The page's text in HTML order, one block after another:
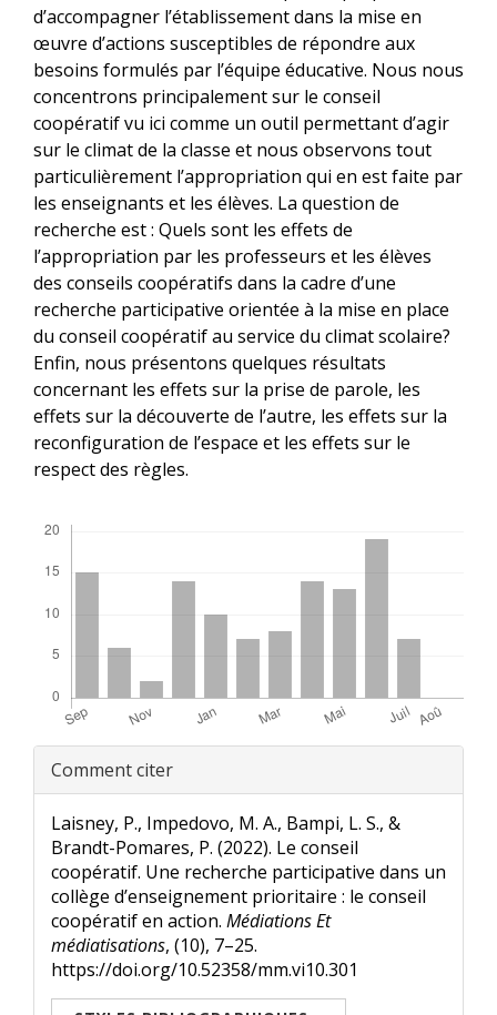
d’accompagner l’établissement dans la mise en
œuvre d’actions susceptibles de répondre aux
besoins formulés par l’équipe éducative. Nous nous
concentrons principalement sur le conseil
coopératif vu ici comme un outil permettant d’agir
sur le climat de la classe et nous observons tout
particulièrement l’appropriation qui en est faite par
les enseignants et les élèves. La question de
recherche est : Quels sont les effets de
l’appropriation par les professeurs et les élèves
des conseils coopératifs dans la cadre d’une
recherche participative orientée à la mise en place
du conseil coopératif au service du climat scolaire?
Enfin, nous présentons quelques résultats
concernant les effets sur la prise de parole, les
effets sur la découverte de l’autre, les effets sur la
reconfiguration de l’espace et les effets sur le
respect des règles.
Renseignements
sur
l'article
Comment citer
Laisney, P., Impedovo, M. A., Bampi, L. S., &
Brandt-Pomares, P. (2022). Le conseil
coopératif. Une recherche participative dans un
collège d’enseignement prioritaire : le conseil
coopératif en action. Médiations Et
médiatisations, (10), 7–25.
https://doi.org/10.52358/mm.vi10.301